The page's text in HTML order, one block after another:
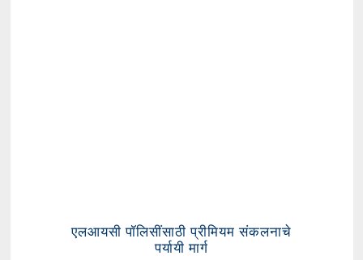
एलआयसी पॉलिसींसाठी प्रीमियम संकलनाचे
पर्यायी मार्ग